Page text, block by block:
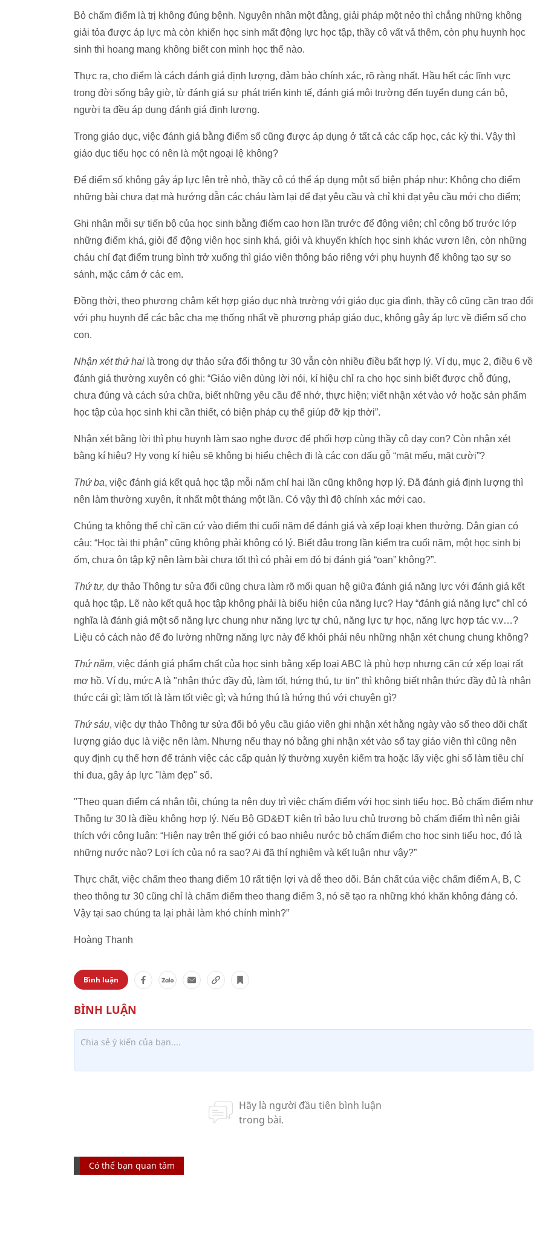
Bỏ chấm điểm là trị không đúng bệnh. Nguyên nhân một đằng, giải pháp một nẻo thì chẳng những không
giải tỏa được áp lực mà còn khiến học sinh mất động lực học tập, thầy cô vất vả thêm, còn phụ huynh học
sinh thì hoang mang không biết con mình học thế nào.
Thực ra, cho điểm là cách đánh giá định lượng, đảm bảo chính xác, rõ ràng nhất. Hầu hết các lĩnh vực
trong đời sống bây giờ, từ đánh giá sự phát triển kinh tế, đánh giá môi trường đến tuyển dụng cán bộ,
người ta đều áp dụng đánh giá định lượng.
Trong giáo dục, việc đánh giá bằng điểm số cũng được áp dụng ở tất cả các cấp học, các kỳ thi. Vậy thì
giáo dục tiểu học có nên là một ngoại lệ không?
Để điểm số không gây áp lực lên trẻ nhỏ, thầy cô có thể áp dụng một số biện pháp như: Không cho điểm
những bài chưa đạt mà hướng dẫn các cháu làm lại để đạt yêu cầu và chỉ khi đạt yêu cầu mới cho điểm;
Ghi nhận mỗi sự tiến bộ của học sinh bằng điểm cao hơn lần trước để động viên; chỉ công bố trước lớp
những điểm khá, giỏi để động viên học sinh khá, giỏi và khuyến khích học sinh khác vươn lên, còn những
cháu chỉ đạt điểm trung bình trở xuống thì giáo viên thông báo riêng với phụ huynh để không tạo sự so
sánh, mặc cảm ở các em.
Đồng thời, theo phương châm kết hợp giáo dục nhà trường với giáo dục gia đình, thầy cô cũng cần trao đổi
với phụ huynh để các bậc cha mẹ thống nhất về phương pháp giáo dục, không gây áp lực về điểm số cho
con.
Nhận xét thứ hai là trong dự thảo sửa đổi thông tư 30 vẫn còn nhiều điều bất hợp lý. Ví dụ, mục 2, điều 6 về
đánh giá thường xuyên có ghi: “Giáo viên dùng lời nói, kí hiệu chỉ ra cho học sinh biết được chỗ đúng,
chưa đúng và cách sửa chữa, biết những yêu cầu để nhớ, thực hiện; viết nhận xét vào vở hoặc sản phẩm
học tập của học sinh khi cần thiết, có biện pháp cụ thể giúp đỡ kịp thời”.
Nhận xét bằng lời thì phụ huynh làm sao nghe được để phối hợp cùng thầy cô dạy con? Còn nhận xét
bằng kí hiệu? Hy vọng kí hiệu sẽ không bị hiểu chệch đi là các con dấu gỗ “mặt mếu, mặt cười”?
Thứ ba, việc đánh giá kết quả học tập mỗi năm chỉ hai lần cũng không hợp lý. Đã đánh giá định lượng thì
nên làm thường xuyên, ít nhất một tháng một lần. Có vậy thì độ chính xác mới cao.
Chúng ta không thể chỉ căn cứ vào điểm thi cuối năm để đánh giá và xếp loại khen thưởng. Dân gian có
câu: “Học tài thi phận” cũng không phải không có lý. Biết đâu trong lần kiểm tra cuối năm, một học sinh bị
ốm, chưa ôn tập kỹ nên làm bài chưa tốt thì có phải em đó bị đánh giá “oan” không?”.
Thứ tư, dự thảo Thông tư sửa đổi cũng chưa làm rõ mối quan hệ giữa đánh giá năng lực với đánh giá kết
quả học tập. Lẽ nào kết quả học tập không phải là biểu hiện của năng lực? Hay “đánh giá năng lực” chỉ có
nghĩa là đánh giá một số năng lực chung như năng lực tự chủ, năng lực tự học, năng lực hợp tác v.v…?
Liệu có cách nào để đo lường những năng lực này để khỏi phải nêu những nhận xét chung chung không?
Thứ năm, việc đánh giá phẩm chất của học sinh bằng xếp loại ABC là phù hợp nhưng căn cứ xếp loại rất
mơ hồ. Ví dụ, mức A là "nhận thức đầy đủ, làm tốt, hứng thú, tự tin" thì không biết nhận thức đầy đủ là nhận
thức cái gì; làm tốt là làm tốt việc gì; và hứng thú là hứng thú với chuyện gì?
Thứ sáu, việc dự thảo Thông tư sửa đổi bỏ yêu cầu giáo viên ghi nhận xét hằng ngày vào sổ theo dõi chất
lượng giáo dục là việc nên làm. Nhưng nếu thay nó bằng ghi nhận xét vào sổ tay giáo viên thì cũng nên
quy định cụ thể hơn để tránh việc các cấp quản lý thường xuyên kiểm tra hoặc lấy việc ghi sổ làm tiêu chí
thi đua, gây áp lực "làm đẹp" sổ.
"Theo quan điểm cá nhân tôi, chúng ta nên duy trì việc chấm điểm với học sinh tiểu học. Bỏ chấm điểm như
Thông tư 30 là điều không hợp lý. Nếu Bộ GD&ĐT kiên trì bảo lưu chủ trương bỏ chấm điểm thì nên giải
thích với công luận: “Hiện nay trên thế giới có bao nhiêu nước bỏ chấm điểm cho học sinh tiểu học, đó là
những nước nào? Lợi ích của nó ra sao? Ai đã thí nghiệm và kết luận như vậy?”
Thực chất, việc chấm theo thang điểm 10 rất tiện lợi và dễ theo dõi. Bản chất của việc chấm điểm A, B, C
theo thông tư 30 cũng chỉ là chấm điểm theo thang điểm 3, nó sẽ tạo ra những khó khăn không đáng có.
Vậy tại sao chúng ta lại phải làm khó chính mình?”
Hoàng Thanh
Bình luận
Có thể bạn quan tâm